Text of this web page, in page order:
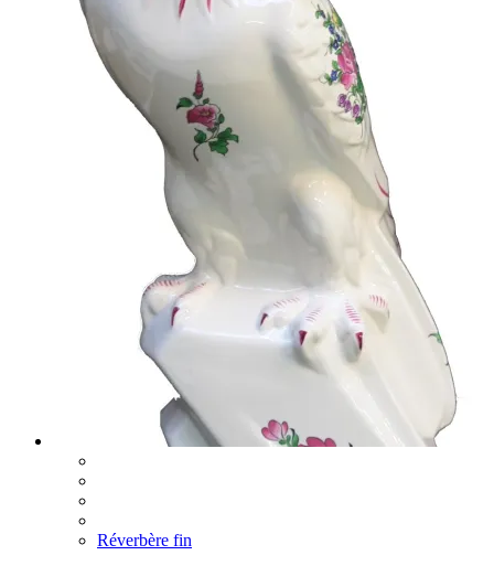
Réverbère fin